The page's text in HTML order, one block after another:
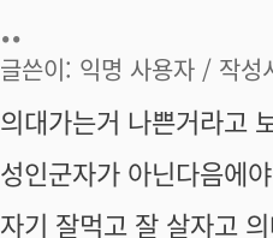
..
글쓴이: 익명 사용자 / 작성
의대가는거 나쁜거라고
성인군자가 아닌다음에야
자기 잘먹고 잘 살자고